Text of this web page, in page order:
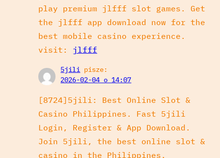
play premium jlfff slot games. Get
the jlfff app download now for the
best mobile casino experience.
visit: jlfff
5jili pisze:
2026-02-04 o 14:07
[8724]5jili: Best Online Slot &
Casino Philippines. Fast 5jili
Login, Register & App Download.
Join 5jili, the best online slot &
casino in the Philippines.